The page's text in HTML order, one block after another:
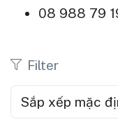
08 988 79
Filter
Sắp xếp mặc